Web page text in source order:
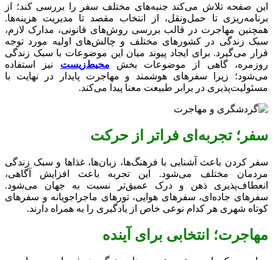
این صفحه تلاش می‌کند جنبه‌های مختلف سفر را بررسی کند؛ از
برنامه‌ریزی تا حمل‌ونقل، از انتخاب مقصد تا مدیریت هزینه‌ها.
همچنین مهاجرت در قالب بررسی روش‌های قانونی، مدارک لازم،
سبک زندگی در کشورهای مختلف و چالش‌های اولیه مورد توجه
قرار می‌گیرد. برای ایجاد پیوند میان این موضوعات با سبک زندگی
روزمره، گاهی از موضوعات بخش محیط‌زیست نیز استفاده
می‌شود؛ زیرا سفرهای هوشمند و مهاجرت پایدار در نهایت با
مسئولیت‌پذیری در برابر طبیعت معنا پیدا می‌کند.
سفر؛ تجربه‌ای فراتر از حرکت
سفر کردن باعث آشنایی با فرهنگ‌ها، زبان‌ها، غذاها و سبک زندگی
مردمان مختلف می‌شود. این تجربه باعث افزایش آگاهی،
انعطاف‌پذیری ذهن و درک عمیق‌تر نسبت به جهان می‌شود.
سفرهای جاده‌ای، سفرهای هوایی، تورهای ماجراجویانه و سفرهای
کوتاه شهری هر کدام نوعی خاص از یادگیری را به همراه دارند.
مهاجرت؛ انتخابی برای آینده